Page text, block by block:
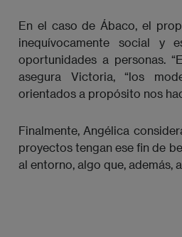
En el caso de Ábaco, el
inequívocamente social y
oportunidades a personas.
asegura Victoria, “los
orientados a propósito nos
Finalmente, Angélica
proyectos tengan ese fin de
al entorno, algo que, además,